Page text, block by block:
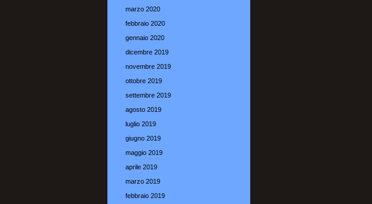
marzo 2020
febbraio 2020
gennaio 2020
dicembre 2019
novembre 2019
ottobre 2019
settembre 2019
agosto 2019
luglio 2019
giugno 2019
maggio 2019
aprile 2019
marzo 2019
febbraio 2019